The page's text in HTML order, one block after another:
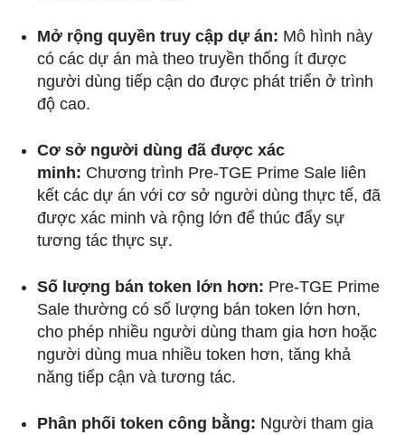
Mở rộng quyền truy cập dự án: Mô hình này
có các dự án mà theo truyền thống ít được
người dùng tiếp cận do được phát triển ở trình
độ cao.
Cơ sở người dùng đã được xác
minh: Chương trình Pre-TGE Prime Sale liên
kết các dự án với cơ sở người dùng thực tế, đã
được xác minh và rộng lớn để thúc đẩy sự
tương tác thực sự.
Số lượng bán token lớn hơn: Pre-TGE Prime
Sale thường có số lượng bán token lớn hơn,
cho phép nhiều người dùng tham gia hơn hoặc
người dùng mua nhiều token hơn, tăng khả
năng tiếp cận và tương tác.
Phân phối token công bằng: Người tham gia